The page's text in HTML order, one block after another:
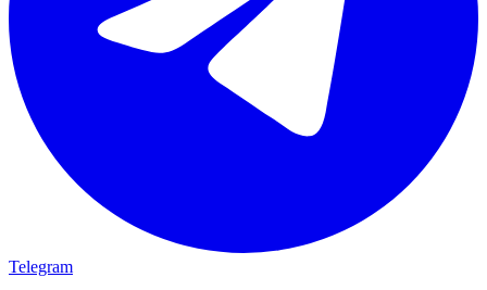
Telegram